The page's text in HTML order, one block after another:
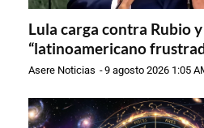
Lula carga contra Rubio
“latinoamericano
Asere Noticias -9 agosto 2026 1:05